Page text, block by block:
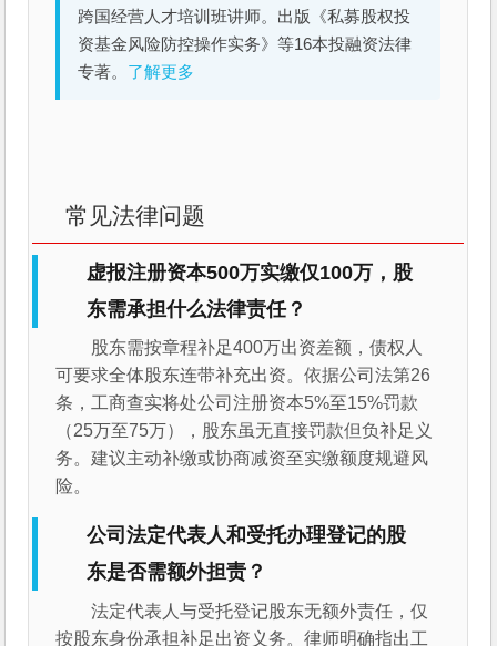
跨国经营人才培训班讲师。出版《私募股权投
资基金风险防控操作实务》等16本投融资法律
专著。 了解更多
常见法律问题
虚报注册资本500万实缴仅100万，股
东需承担什么法律责任？
股东需按章程补足400万出资差额，债权人
可要求全体股东连带补充出资。依据公司法第26
条，工商查实将处公司注册资本5%至15%罚款
（25万至75万），股东虽无直接罚款但负补足义
务。建议主动补缴或协商减资至实缴额度规避风
险。
公司法定代表人和受托办理登记的股
东是否需额外担责？
法定代表人与受托登记股东无额外责任，仅
按股东身份承担补足出资义务。律师明确指出工